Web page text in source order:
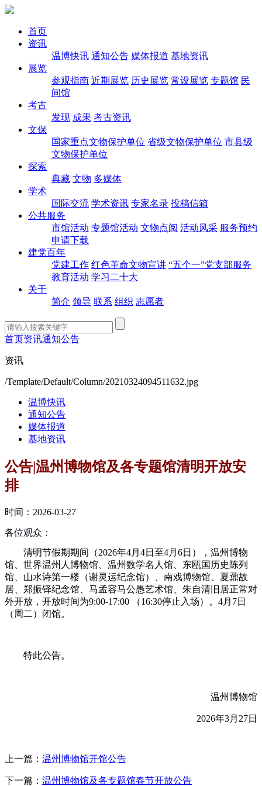
首页
资讯
温博快讯 通知公告 媒体报道 基地资讯
展览
参观指南 近期展览 历史展览 常设展览 专题馆 民
间馆
考古
发现 成果 考古资讯
文保
国家重点文物保护单位 省级文物保护单位 市县级
文物保护单位
探索
典藏 文物 多媒体
学术
国际交流 学术资讯 专家名录 投稿信箱
公共服务
市馆活动 专题馆活动 文物点阅 活动风采 服务预约
申请下载
建党百年
党建工作 红色革命文物宣讲 “五个一”党支部服务
教育活动 学习二十大
关于
简介 领导 联系 组织 志愿者
首页资讯通知公告
资讯
/Template/Default/Column/20210324094511632.jpg
温博快讯
通知公告
媒体报道
基地资讯
公告|温州博物馆及各专题馆清明开放安
排
时间：2026-03-27
各位观众 ：
清明节假期期间（2026年4月4日至4月6日），温州博物
馆、世界温州人博物馆、温州数学名人馆、东瓯国历史陈列
馆、山水诗第一楼（谢灵运纪念馆）、南戏博物馆、夏鼐故
居、郑振铎纪念馆、马孟容马公愚艺术馆、朱自清旧居正常对
外开放，开放时间为9:00-17:00 （16:30停止入场）。4月7日
（周二）闭馆。
特此公告。
温州博物馆
2026年3月27日
上一篇： 温州博物馆开馆公告
下一篇： 温州博物馆及各专题馆春节开放公告